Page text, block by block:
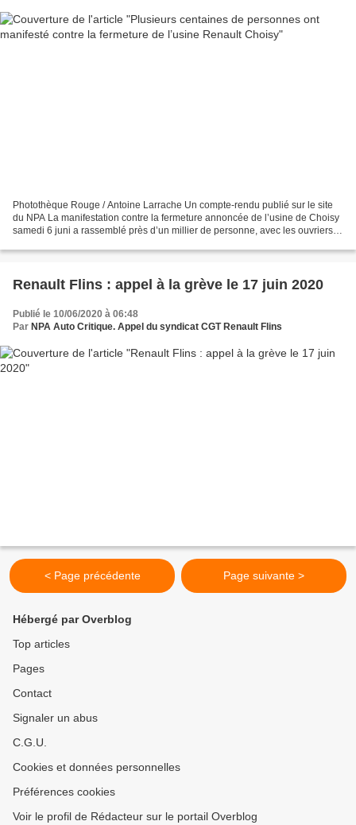
Photothèque Rouge / Antoine Larrache Un compte-rendu publié sur le site
du NPA La manifestation contre la fermeture annoncée de l’usine de Choisy
samedi 6 juni a rassemblé près d’un millier de personne, avec les ouvriers
Renault Flins : appel à la grève le 17 juin 2020
Publié le 10/06/2020 à 06:48
Par NPA Auto Critique. Appel du syndicat CGT Renault Flins
< Page précédente Page suivante >
Hébergé par Overblog
Top articles
Pages
Contact
Signaler un abus
C.G.U.
Cookies et données personnelles
Préférences cookies
Voir le profil de Rédacteur sur le portail Overblog